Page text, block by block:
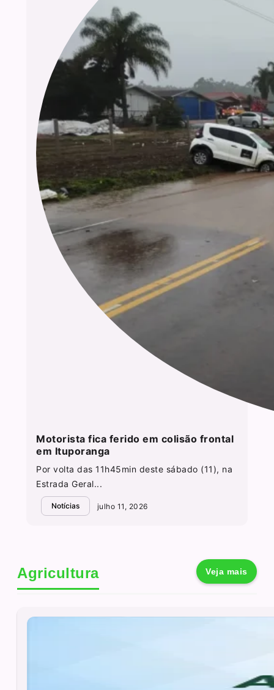
Motorista fica ferido em colisão frontal
em Ituporanga
Por volta das 11h45min deste sábado (11), na
Estrada Geral...
Notícias julho 11, 2026
Agricultura Veja mais